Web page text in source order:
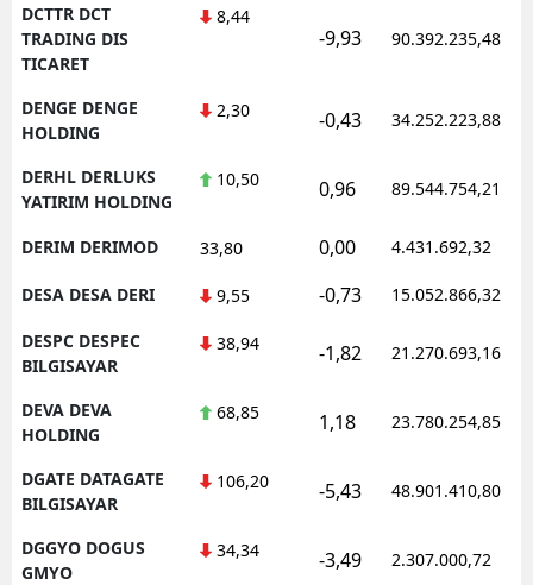
DCTTR DCT
TRADING DIS
TICARET
8,44
-9,93 90.392.235,48
DENGE DENGE
HOLDING
2,30 -0,43 34.252.223,88
DERHL DERLUKS
YATIRIM HOLDING
10,50 0,96 89.544.754,21
DERIM DERIMOD 33,80 0,00 4.431.692,32
DESA DESA DERI 9,55 -0,73 15.052.866,32
DESPC DESPEC
BILGISAYAR
38,94 -1,82 21.270.693,16
DEVA DEVA
HOLDING
68,85 1,18 23.780.254,85
DGATE DATAGATE
BILGISAYAR
106,20 -5,43 48.901.410,80
DGGYO DOGUS
GMYO
34,34 -3,49 2.307.000,72